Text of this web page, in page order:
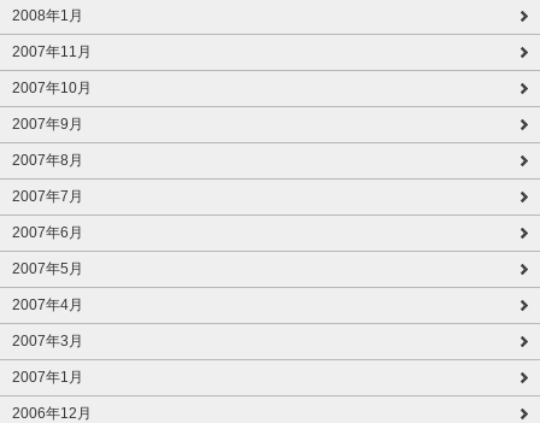
2008年1月
2007年11月
2007年10月
2007年9月
2007年8月
2007年7月
2007年6月
2007年5月
2007年4月
2007年3月
2007年1月
2006年12月